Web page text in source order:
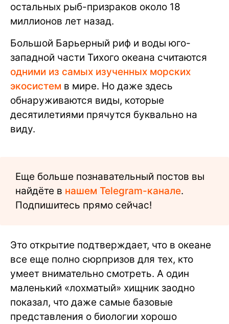
остальных рыб-призраков около 18
миллионов лет назад.
Большой Барьерный риф и воды юго-
западной части Тихого океана считаются
одними из самых изученных морских
экосистем в мире. Но даже здесь
обнаруживаются виды, которые
десятилетиями прячутся буквально на
виду.
Еще больше познавательный постов вы
найдёте в нашем Telegram-канале.
Подпишитесь прямо сейчас!
Это открытие подтверждает, что в океане
все еще полно сюрпризов для тех, кто
умеет внимательно смотреть. А один
маленький «лохматый» хищник заодно
показал, что даже самые базовые
представления о биологии хорошо